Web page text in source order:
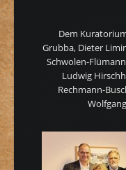
Dem
Grubba, Dieter
Schwolen-
Ludwig
Rechmann-